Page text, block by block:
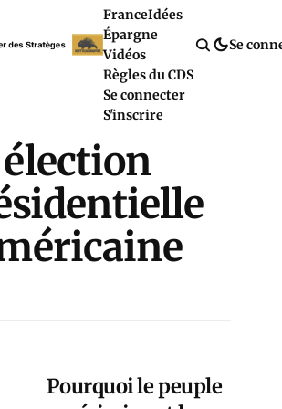
FranceIdées
Épargne
Vidéos
Règles du CDS
Se connecter
S'inscrire
Se
élection
Pourquoi le peuple